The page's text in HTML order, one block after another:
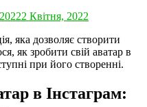
2 Квітня, 2022
яка дозволяє створити
як зробити свій аватар в
при його створенні.
в Інстаграм: